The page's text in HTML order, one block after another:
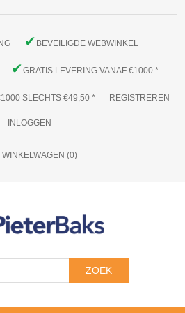
✔ BEVEILIGDE WEBWINKEL
✔GRATIS LEVERING VANAF €1000 *
SLECHTS €49,50 * REGISTREREN
INLOGGEN
WINKELWAGEN (0)
ZOEK